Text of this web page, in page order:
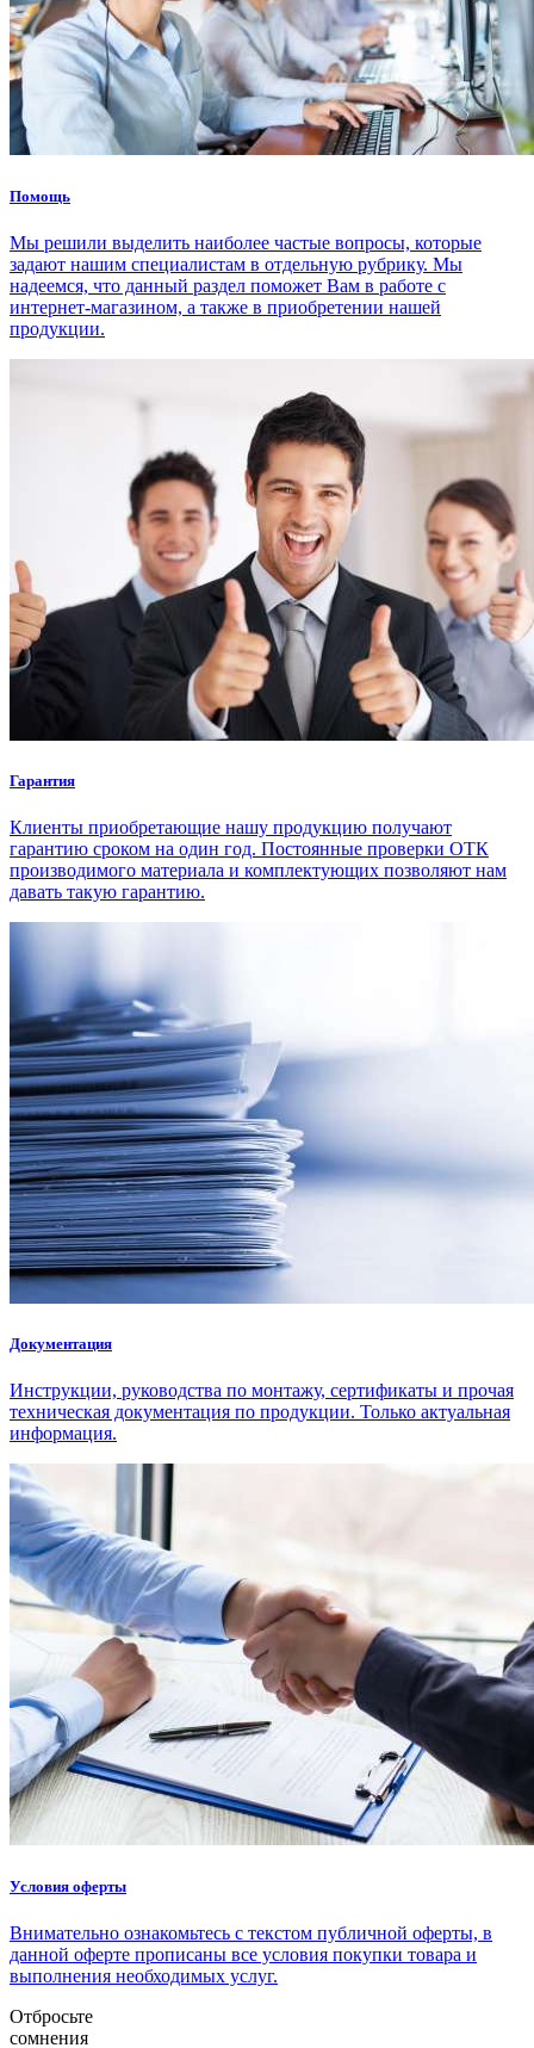
Помощь
Мы решили выделить наиболее частые вопросы, которые
задают нашим специалистам в отдельную рубрику. Мы
надеемся, что данный раздел поможет Вам в работе с
интернет-магазином, а также в приобретении нашей
продукции.
Гарантия
Клиенты приобретающие нашу продукцию получают
гарантию сроком на один год. Постоянные проверки ОТК
производимого материала и комплектующих позволяют нам
давать такую гарантию.
Документация
Инструкции, руководства по монтажу, сертификаты и прочая
техническая документация по продукции. Только актуальная
информация.
Условия оферты
Внимательно ознакомьтесь с текстом публичной оферты, в
данной оферте прописаны все условия покупки товара и
выполнения необходимых услуг.
Отбросьте
сомнения